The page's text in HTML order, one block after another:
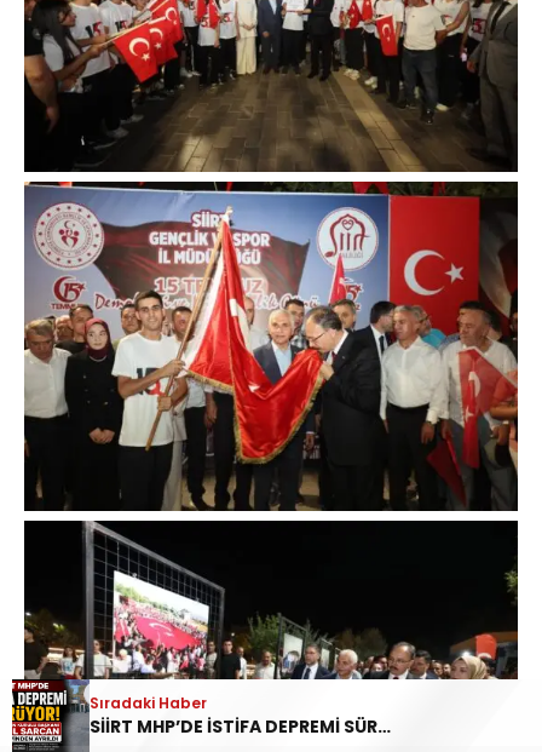
Sıradaki Haber
SİİRT MHP’DE İSTİFA DEPREMİ SÜRÜYOR: İL DİSİPLİN KURULU BAŞKANI HALİL SARCAN GÖREVİNDEN AYRILDI